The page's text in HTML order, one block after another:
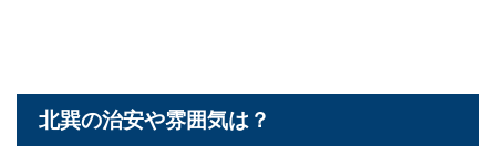
北巽の治安や雰囲気は？